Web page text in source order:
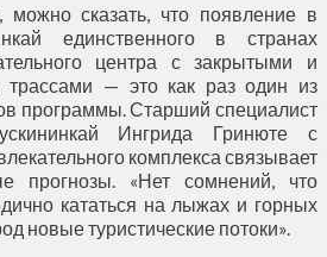
можно сказать, что появление в
единственного в странах
центра с закрытыми и
— это как раз один из
программы. Старший специалист
Ингрида Гринюте с
комплекса связывает
прогнозы. «Нет сомнений, что
кататься на лыжах и горных
новые туристические потоки».